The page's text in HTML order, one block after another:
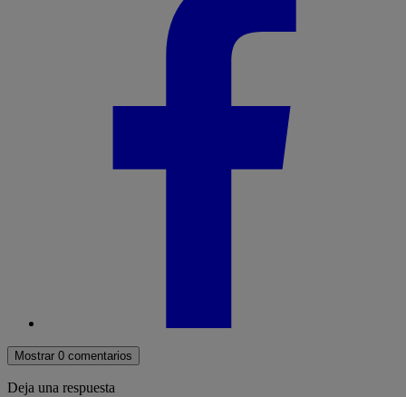
Mostrar 0 comentarios
Deja una respuesta